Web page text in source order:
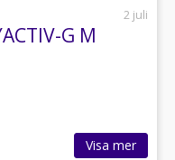
2 juli
G M
Visa mer